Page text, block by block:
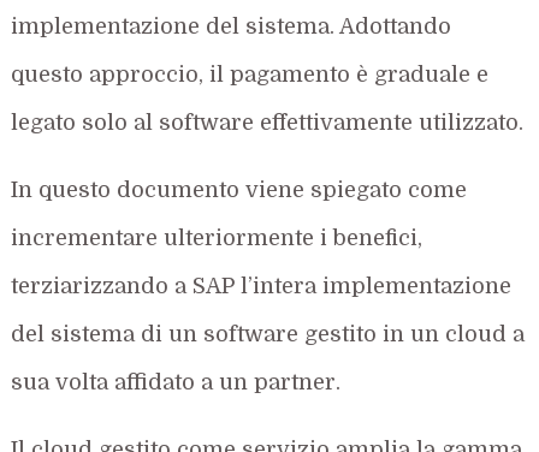
implementazione del sistema. Adottando
questo approccio, il pagamento è graduale e
legato solo al software effettivamente utilizzato.
In questo documento viene spiegato come
incrementare ulteriormente i benefici,
terziarizzando a SAP l’intera implementazione
del sistema di un software gestito in un cloud a
sua volta affidato a un partner.